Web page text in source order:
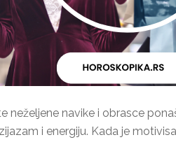
navike i obrasce
i energiju. Kada je